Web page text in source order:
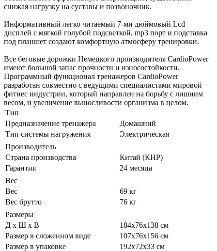
снижая нагрузку на суставы и позвоночник.
Информативный легко читаемый 7-ми дюймовый Lcd
дисплей с мягкой голубой подсветкой, mp3 порт и подставка
под планшет создают комфортную атмосферу тренировки.
Все беговые дорожки Немецкого производителя CardioPower
имеют большой запас прочности и износостойкости.
Программный функционал тренажеров CardioPower
разработан совместно с ведущими специалистами мировой
фитнес индустрии, который направлен на борьбу с лишним
весом, и увеличение выносливости организма в целом.
Тип
Предназначение тренажера
Домашний
Тип системы нагружения
Электрическая
Производитель
Страна производства
Китай (КНР)
Гарантия
24 месяца
Вес
Вес
69 кг
Вес брутто
76 кг
Размеры
Д х Ш х В
184x76x138 см
Размер в сложенном виде
107x76x156 см
Размер в упаковке
192х72х33 см